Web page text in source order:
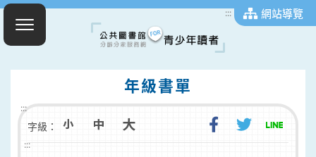
::: 網站導覽
年級書單
:::
字級：
:::